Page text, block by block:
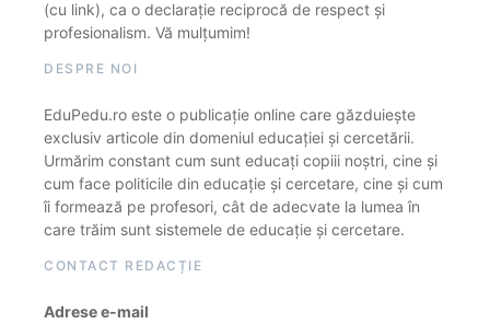
(cu link), ca o declarație reciprocă de respect și
profesionalism. Vă mulțumim!
DESPRE NOI
EduPedu.ro este o publicație online care găzduiește
exclusiv articole din domeniul educației și cercetării.
Urmărim constant cum sunt educați copiii noștri, cine și
cum face politicile din educație și cercetare, cine și cum
îi formează pe profesori, cât de adecvate la lumea în
care trăim sunt sistemele de educație și cercetare.
CONTACT REDACȚIE
Adrese e-mail